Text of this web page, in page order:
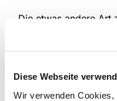
Diese Webseite
Wir verwenden
Die etwas andere Art
es uns Freude
abwechslungsreiche
fördern.